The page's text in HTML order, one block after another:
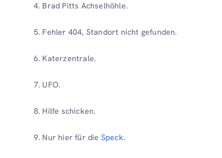
Brad Pitts Achselhöhle.
Fehler 404, Standort nicht gefunden.
Katerzentrale.
UFO.
Hilfe schicken.
Nur hier für die Speck.